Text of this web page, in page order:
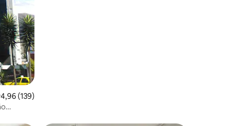
de uma avaliação média de 5, 139 avaliações
4,96 (139)